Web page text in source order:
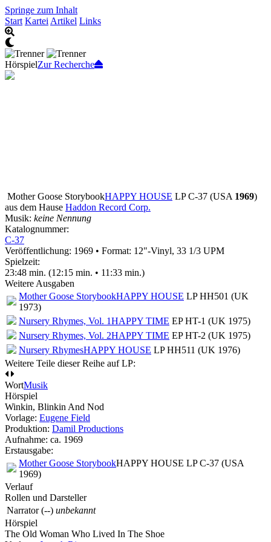
Springe zum Inhalt
Start Kartei Artikel Links
HörspielZur Recherche
Mother Goose StorybookHAPPY HOUSE LP C-37 (USA 1969)
aus dem Hause Haddon Record Corp.
Musik: keine Nennung
Katalognummer:
C-37
Veröffentlichung: 1969 • Format: 12"-Vinyl, 33 1/3 UPM
Spielzeit:
23:48 min. (12:15 min. • 11:33 min.)
Weitere Ausgaben
Mother Goose StorybookHAPPY HOUSE LP HH501 (UK
1973)
Nursery Rhymes, Vol. 1HAPPY TIME EP HT-1 (UK 1975)
Nursery Rhymes, Vol. 2HAPPY TIME EP HT-2 (UK 1975)
Nursery RhymesHAPPY HOUSE LP HH511 (UK 1976)
Weitere Teile dieser Reihe auf LP:
WortMusik
Hörspiel
Winkin, Blinkin And Nod
Vorlage: Eugene Field
Produktion: Damil Productions
Aufnahme: ca. 1969
Erstausgabe:
Mother Goose StorybookHAPPY HOUSE LP C-37 (USA
1969)
Verlauf
Rollen und Darsteller
Narrator (--) unbekannt
Hörspiel
The Old Woman Who Lived In The Shoe